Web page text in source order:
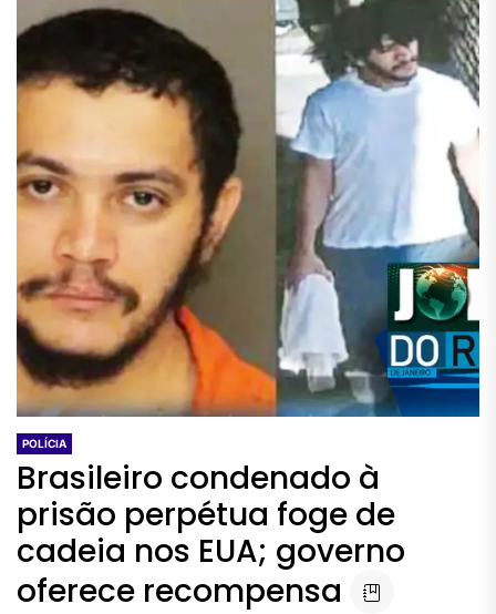
POLÍCIA
Brasileiro condenado à
prisão perpétua foge de
cadeia nos EUA; governo
oferece recompensa